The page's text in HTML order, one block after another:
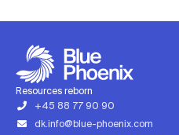
Resources reborn
+45 88 77 90 90
dk.info@blue-phoenix.com